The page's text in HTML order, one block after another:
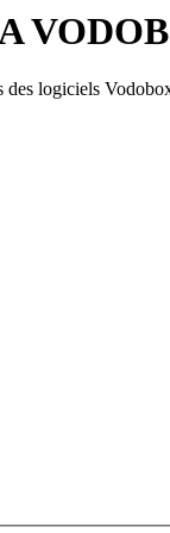
des logiciels